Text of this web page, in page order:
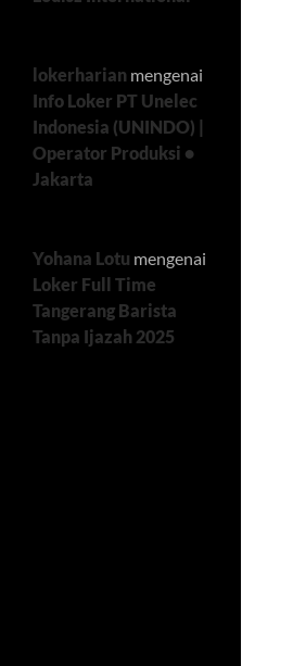
lokerharian mengenai
Info Loker PT Unelec
Indonesia (UNINDO) |
Operator Produksi •
Jakarta
Yohana Lotu mengenai
Loker Full Time
Tangerang Barista
Tanpa Ijazah 2025